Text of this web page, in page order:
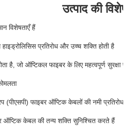
उत्पाद की
विशेषताएँ हैं
प्रतिरोध और उच्च शक्ति होती है
है, जो ऑप्टिकल फाइबर के लिए महत्वपूर्ण सुरक्षा
(पीएसपी) फाइबर ऑप्टिक केबलों की नमी प्रतिरोध
ऑप्टिक केबल की तन्य शक्ति सुनिश्चित करते हैं